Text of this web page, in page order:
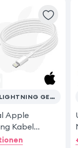
APPLE LIGHTNING GERÄTE
Apple
Kabel
A